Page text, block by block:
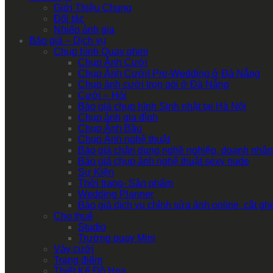
Giới Thiệu Chung
Đối tác
Nhiếp ảnh gia
Báo giá – Dịch vụ
Chụp hình Quay phim
Chụp Ảnh Cưới
Chụp Ảnh Cưới| Pre-Wedding ở Đà Nẵng
Chụp ảnh cưới trọn gói ở Đà Nẵng
Cưới – Hỏi
Báo giá chụp hình Sinh nhật tại Hà Nội
Chụp ảnh gia đình
Chụp Ảnh Bầu
Chụp Ảnh nghệ thuật
Báo giá chân dung nghề nghiệp, doanh nhân
Báo giá chụp ảnh nghệ thuật sexy nude
Sự Kiện
Thời trang- Sản phẩm
Wedding Planner
Báo giá dịch vụ chỉnh sửa ảnh online, cắt
Cho thuê
Studio
Trường quay Mini
Váy cưới
Trang điểm
Thiết Kế Đồ Họa